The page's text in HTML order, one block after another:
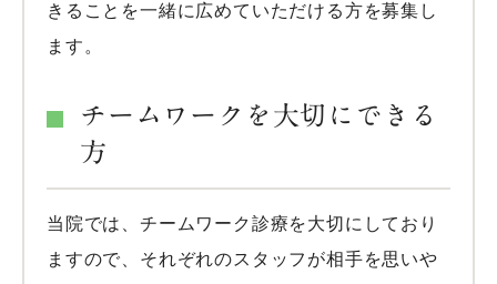
きることを一緒に広めていただける方を募集し
ます。
チームワークを大切にできる
方
当院では、チームワーク診療を大切にしており
ますので、それぞれのスタッフが相手を思いや